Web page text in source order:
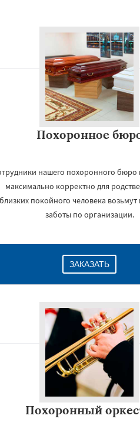
Похоронное
нашего похоронного бюро
максимально корректно для
близких покойного человека возьмут
заботы по организации.
ЗАКАЗАТЬ
Похоронный